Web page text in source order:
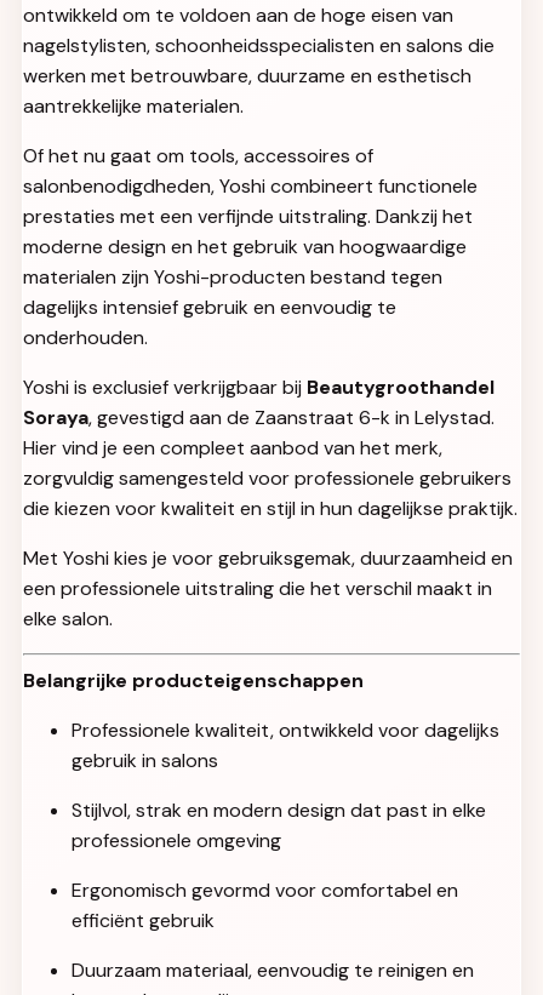
ontwikkeld om te voldoen aan de hoge eisen van
nagelstylisten, schoonheidsspecialisten en salons die
werken met betrouwbare, duurzame en esthetisch
aantrekkelijke materialen.
Of het nu gaat om tools, accessoires of
salonbenodigdheden, Yoshi combineert functionele
prestaties met een verfijnde uitstraling. Dankzij het
moderne design en het gebruik van hoogwaardige
materialen zijn Yoshi-producten bestand tegen
dagelijks intensief gebruik en eenvoudig te
onderhouden.
Yoshi is exclusief verkrijgbaar bij Beautygroothandel
Soraya, gevestigd aan de Zaanstraat 6-k in Lelystad.
Hier vind je een compleet aanbod van het merk,
zorgvuldig samengesteld voor professionele gebruikers
die kiezen voor kwaliteit en stijl in hun dagelijkse praktijk.
Met Yoshi kies je voor gebruiksgemak, duurzaamheid en
een professionele uitstraling die het verschil maakt in
elke salon.
Belangrijke producteigenschappen
Professionele kwaliteit, ontwikkeld voor dagelijks
gebruik in salons
Stijlvol, strak en modern design dat past in elke
professionele omgeving
Ergonomisch gevormd voor comfortabel en
efficiënt gebruik
Duurzaam materiaal, eenvoudig te reinigen en